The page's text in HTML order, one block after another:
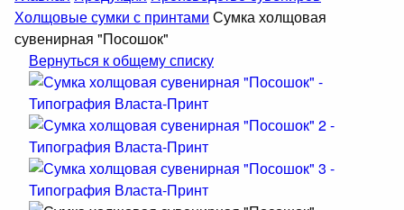
Холщовые сумки с принтами Сумка холщовая
сувенирная "Посошок"
Вернуться к общему списку